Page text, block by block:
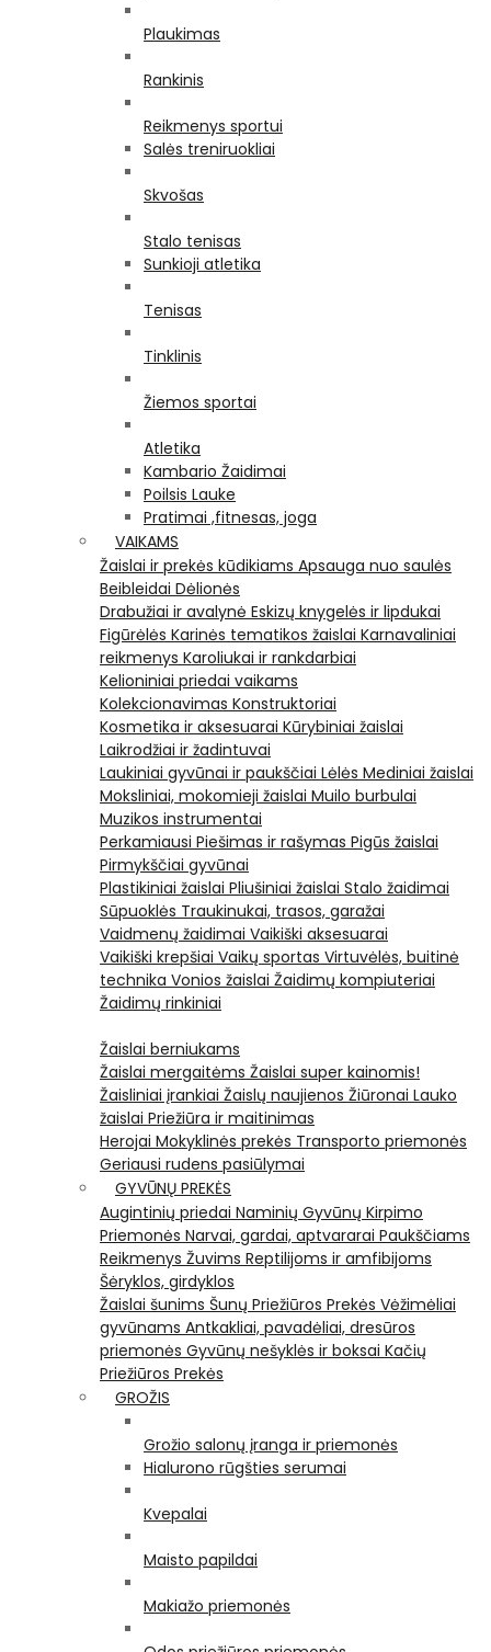
Plaukimas
Rankinis
Reikmenys sportui
Salės treniruokliai
Skvošas
Stalo tenisas
Sunkioji atletika
Tenisas
Tinklinis
Žiemos sportai
Atletika
Kambario Žaidimai
Poilsis Lauke
Pratimai ,fitnesas, joga
VAIKAMS
Žaislai ir prekės kūdikiams Apsauga nuo saulės
Beibleidai Dėlionės
Drabužiai ir avalynė Eskizų knygelės ir lipdukai
Figūrėlės Karinės tematikos žaislai Karnavaliniai
reikmenys Karoliukai ir rankdarbiai
Kelioniniai priedai vaikams
Kolekcionavimas Konstruktoriai
Kosmetika ir aksesuarai Kūrybiniai žaislai
Laikrodžiai ir žadintuvai
Laukiniai gyvūnai ir paukščiai Lėlės Mediniai žaislai
Moksliniai, mokomieji žaislai Muilo burbulai
Muzikos instrumentai
Perkamiausi Piešimas ir rašymas Pigūs žaislai
Pirmykščiai gyvūnai
Plastikiniai žaislai Pliušiniai žaislai Stalo žaidimai
Sūpuoklės Traukinukai, trasos, garažai
Vaidmenų žaidimai Vaikiški aksesuarai
Vaikiški krepšiai Vaikų sportas Virtuvėlės, buitinė
technika Vonios žaislai Žaidimų kompiuteriai
Žaidimų rinkiniai
Žaislai berniukams
Žaislai mergaitėms Žaislai super kainomis!
Žaisliniai įrankiai Žaislų naujienos Žiūronai Lauko
žaislai Priežiūra ir maitinimas
Herojai Mokyklinės prekės Transporto priemonės
Geriausi rudens pasiūlymai
GYVŪNŲ PREKĖS
Augintinių priedai Naminių Gyvūnų Kirpimo
Priemonės Narvai, gardai, aptvararai Paukščiams
Reikmenys Žuvims Reptilijoms ir amfibijoms
Šėryklos, girdyklos
Žaislai šunims Šunų Priežiūros Prekės Vėžimėliai
gyvūnams Antkakliai, pavadėliai, dresūros
priemonės Gyvūnų nešyklės ir boksai Kačių
Priežiūros Prekės
GROŽIS
Grožio salonų įranga ir priemonės
Hialurono rūgšties serumai
Kvepalai
Maisto papildai
Makiažo priemonės